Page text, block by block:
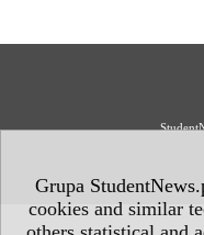
Grupa
cookies and similar